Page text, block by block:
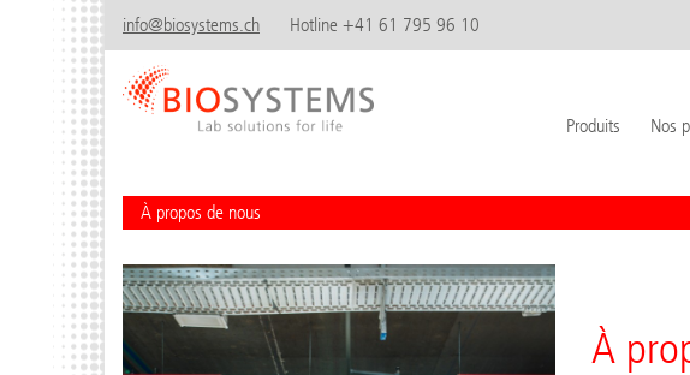
info@biosystems.ch Hotline +41 61 795 96 10
Produits Nos
À propos de nous
À